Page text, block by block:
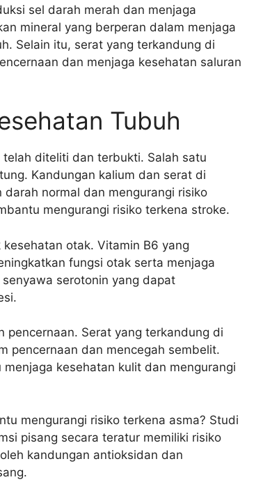
sel darah merah dan menjaga
mineral yang berperan dalam menjaga
Selain itu, serat yang terkandung di
dan menjaga kesehatan saluran
Tubuh
diteliti dan terbukti. Salah satu
Kandungan kalium dan serat di
normal dan mengurangi risiko
mengurangi risiko terkena stroke.
otak. Vitamin B6 yang
fungsi otak serta menjaga
serotonin yang dapat
pencernaan. Serat yang terkandung di
pencernaan dan mencegah sembelit.
kesehatan kulit dan mengurangi
mengurangi risiko terkena asma? Studi
pisang secara teratur memiliki risiko
kandungan antioksidan dan